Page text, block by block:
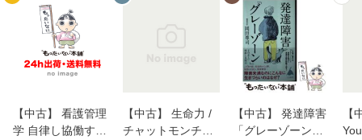
【中古】 看護管理
学 自律し協働する
【中古】 生命力 /
チャットモンチー /
【中古】 発達障害
「グレーゾーン」
【